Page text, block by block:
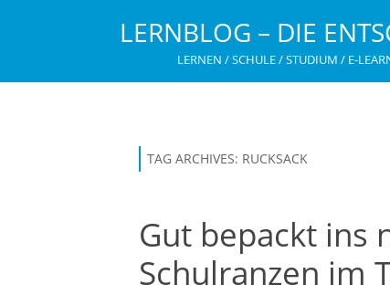
LERNBLOG – DIE
LERNEN / SCHULE / STUDIUM / E-
TAG ARCHIVES: RUCKSACK
Gut bepackt ins
Schulranzen im